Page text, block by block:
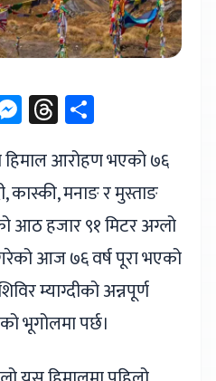
Messenger
Threads
हिमाल आरोहण भएको ७६
कास्की, मनाङ र मुस्ताङ
आठ हजार ९१ मिटर अग्लो
आज ७६ वर्ष पूरा भएको
म्याग्दीको अन्नपूर्ण
भूगोलमा पर्छ।